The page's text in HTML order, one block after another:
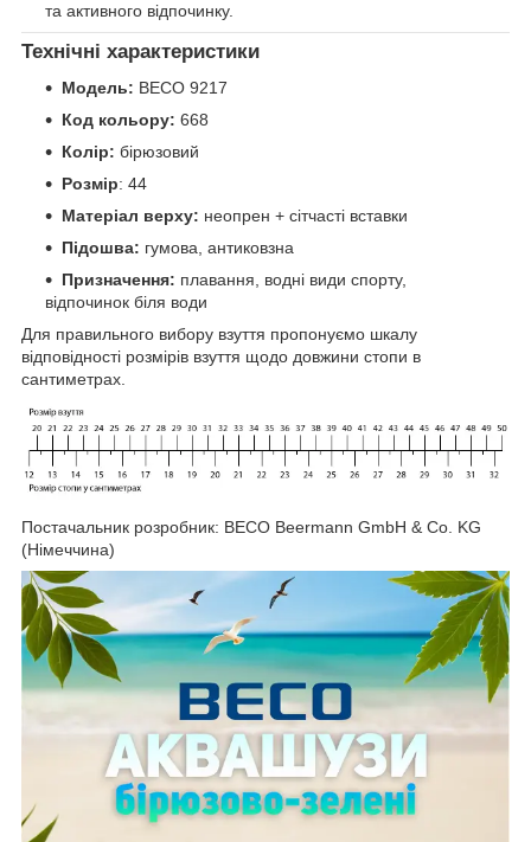
та активного відпочинку.
Технічні характеристики
Модель: BECO 9217
Код кольору: 668
Колір: бірюзовий
Розмір: 44
Матеріал верху: неопрен + сітчасті вставки
Підошва: гумова, антиковзна
Призначення: плавання, водні види спорту,
відпочинок біля води
Для правильного вибору взуття пропонуємо шкалу
відповідності розмірів взуття щодо довжини стопи в
сантиметрах.
Постачальник розробник: BECO Beermann GmbH & Co. KG
(Німеччина)